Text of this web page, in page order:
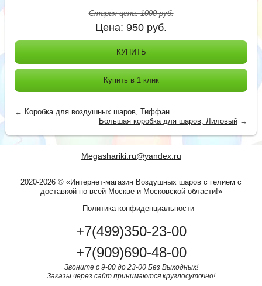
Старая цена:1000руб.
Цена: 950 руб.
КУПИТЬ
Купить в 1 клик
← Коробка для воздушных шаров, Тиффан...
Большая коробка для шаров, Лиловый→
Megashariki.ru@yandex.ru
2020-2026 © «Интернет-магазин Воздушных шаров с гелием с
доставкой по всей Москве и Московской области!»
Политика конфиденциальности
+7(499)350-23-00
+7(909)690-48-00
Звоните с 9-00 до 23-00 Без Выходных!
Заказы через сайт принимаются круглосуточно!